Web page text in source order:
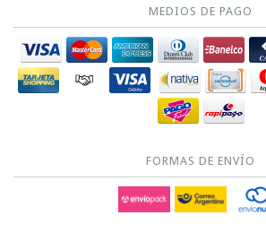
MEDIOS DE PAGO
FORMAS DE ENVÍO